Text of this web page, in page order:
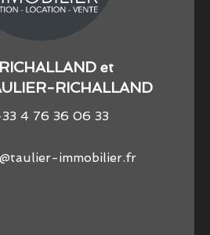
et
RICHALLAND
4 76 36 06 33
immobilier.fr